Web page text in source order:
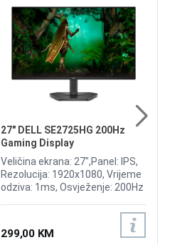
27" DELL SE2725HG 200Hz
Gaming Display
Veličina ekrana: 27",Panel: IPS,
Rezolucija: 1920x1080, Vrijeme
odziva: 1ms, Osvježenje: 200Hz
cd/m2, Priključci: 2xHDMI 2.1,
299,00 KM